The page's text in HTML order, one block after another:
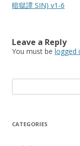
暗獄譚 SIN) v1-6
Leave a Reply
You must be logged
for:
CATEGORIES